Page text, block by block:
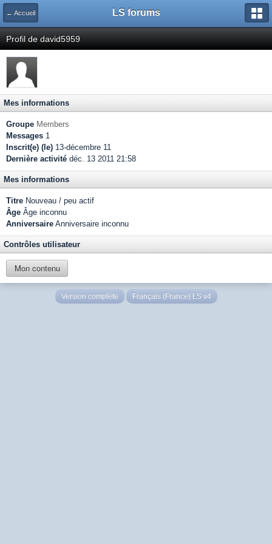
← Accueil LS forums
Profil de david5959
Mes informations
Groupe Members
Messages 1
Inscrit(e) (le) 13-décembre 11
Dernière activité déc. 13 2011 21:58
Mes informations
Titre Nouveau / peu actif
Âge Âge inconnu
Anniversaire Anniversaire inconnu
Contrôles utilisateur
Mon contenu
Version complète Français (France) LS v4